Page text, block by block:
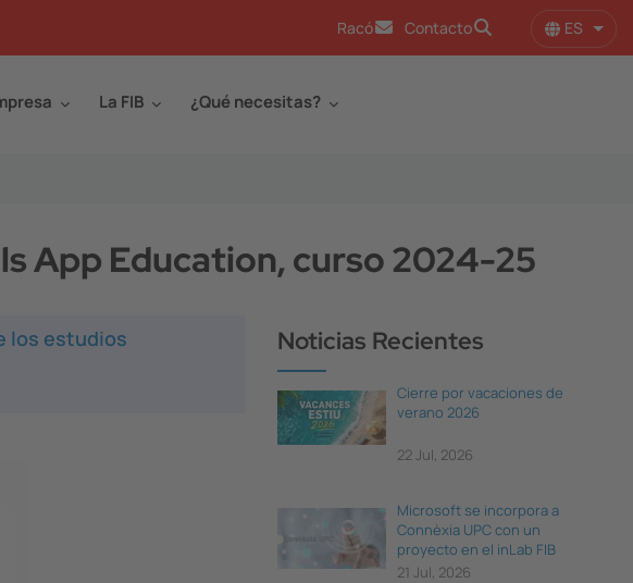
Racó Contacto ES
La FIB ¿Qué necesitas?
App Education, curso 2024-25
los estudios
Noticias Recientes
Cierre por vacaciones de
verano 2026
22 Jul, 2026
Microsoft se incorpora a
Connèxia UPC con un
proyecto en el inLab FIB
21 Jul, 2026